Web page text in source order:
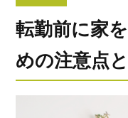
転勤前に家
めの注意点